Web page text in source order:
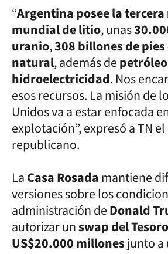
“Argentina posee la
mundial de litio, unas
uranio,308 billones de
natural, además de
hidroelectricidad. Nos
esos recursos. La misión de
Unidos va a estar enfocada
explotación”, expresó a TN
republicano.
LaCasa Rosadamantiene
versiones sobre los
administración deDonald
autorizar unswap del
US$20.000 millonesjunto a